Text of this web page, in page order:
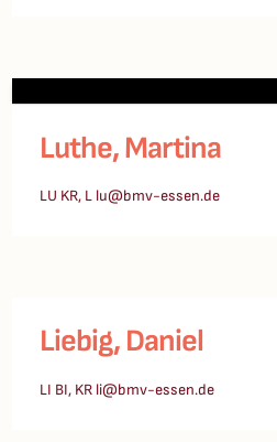
Luthe, Martina
LU KR, L lu@bmv-essen.de
Liebig, Daniel
LI BI, KR li@bmv-essen.de